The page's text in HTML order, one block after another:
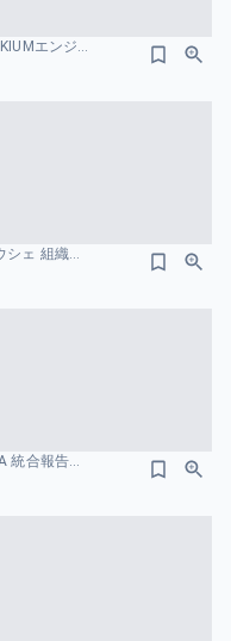
TOKIUMエンジニア向け会社紹介資料 組織図のスライドデザイン
カウシェ 組織図のスライドデザイン
ANA 統合報告書 2025 組織図のスライドデザイン